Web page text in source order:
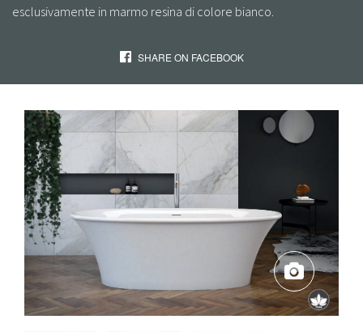
esclusivamente in marmo resina di colore bianco.
SHARE ON FACEBOOK